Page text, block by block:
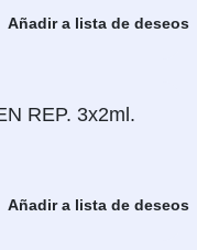
Añadir a lista de deseos
REP. 3x2ml.
Añadir a lista de deseos